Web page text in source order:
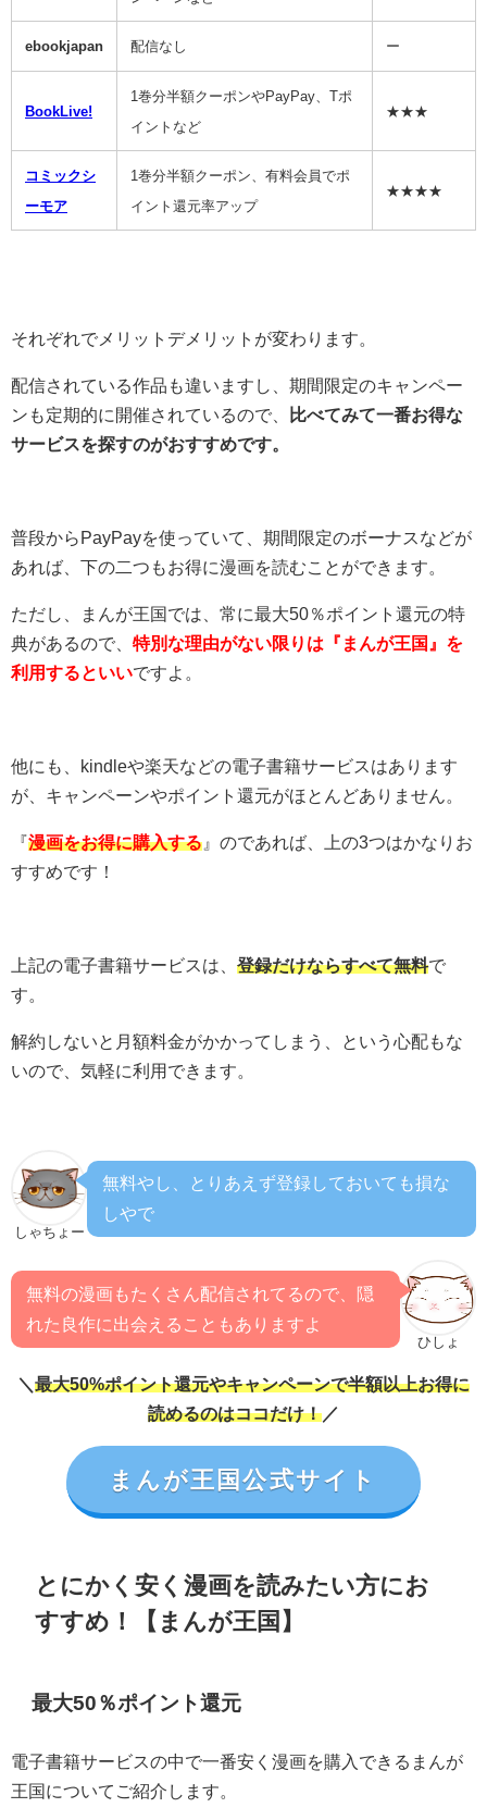
ebookjapan 配信なし ー
BookLive!
1巻分半額クーポンやPayPay、Tポ
イントなど
★★★
コミックシ
ーモア
1巻分半額クーポン、有料会員でポ
イント還元率アップ
★★★★
それぞれでメリットデメリットが変わります。
配信されている作品も違いますし、期間限定のキャンペー
ンも定期的に開催されているので、
比べてみて一番お得な
サービスを探すのがおすすめです。
普段からPayPayを使っていて、期間限定のボーナスなどが
あれば、下の二つもお得に漫画を読むことができます。
ただし、まんが王国では、常に最大50％ポイント還元の特
典があるので、 特別な理由がない限りは『まんが王国』を
利用するといいですよ。
他にも、kindleや楽天などの電子書籍サービスはあります
が、キャンペーンやポイント還元がほとんどありません。
『漫画をお得に購入する 』のであれば、上の3つはかなりお
すすめです！
上記の電子書籍サービスは、 登録だけならすべて無料で
す。
解約しないと月額料金がかかってしまう、という心配もな
いので、気軽に利用できます。
しゃちょー
無料やし、とりあえず登録しておいても損な
しやで
ひしょ
無料の漫画もたくさん配信されてるので、隠
れた良作に出会えることもありますよ
＼ 最大50%ポイント還元やキャンペーンで半額以上お得に
読めるのはココだけ！／
まんが王国公式サイト
とにかく安く漫画を読みたい方にお
すすめ！【まんが王国】
最大50％ポイント還元
電子書籍サービスの中で一番安く漫画を購入できるまんが
王国についてご紹介します。